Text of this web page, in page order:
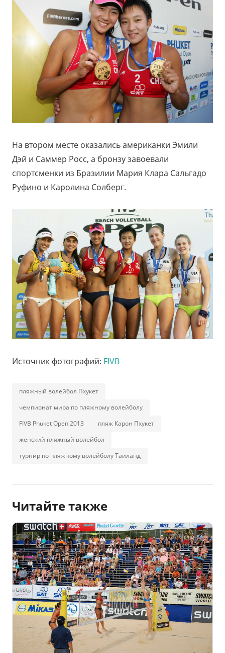
На втором месте оказались американки Эмили
Дэй и Саммер Росс, а бронзу завоевали
спортсменки из Бразилии Мария Клара Сальгадо
Руфино и Каролина Солберг.
Источник фотографий: FIVB
пляжный волейбол Пхукет
чемпионат мира по пляжному волейболу
FIVB Phuket Open 2013
пляж Карон Пхукет
женский пляжный волейбол
турнир по пляжному волейболу Таиланд
Читайте также